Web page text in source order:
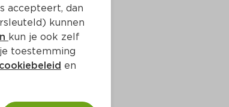
accepteert, dan
kunnen
kun je ook zelf
toestemming
cookiebeleid en